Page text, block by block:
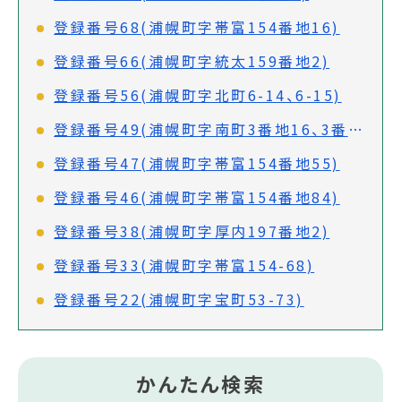
登録番号68(浦幌町字帯富154番地16)
登録番号66(浦幌町字統太159番地2)
登録番号56(浦幌町字北町6-14、6-15)
登録番号49(浦幌町字南町3番地16、3番地17)
登録番号47(浦幌町字帯富154番地55)
登録番号46(浦幌町字帯富154番地84)
登録番号38(浦幌町字厚内197番地2)
登録番号33(浦幌町字帯富154-68)
登録番号22(浦幌町字宝町53-73)
かんたん検索